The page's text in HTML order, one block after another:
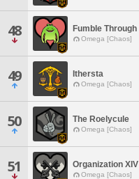
48 Fumble Through
Omega [Chaos]
49 Ithersta
Omega [Chaos]
50 The Roelycule
Omega [Chaos]
51 Organization XIV
Omega [Chaos]